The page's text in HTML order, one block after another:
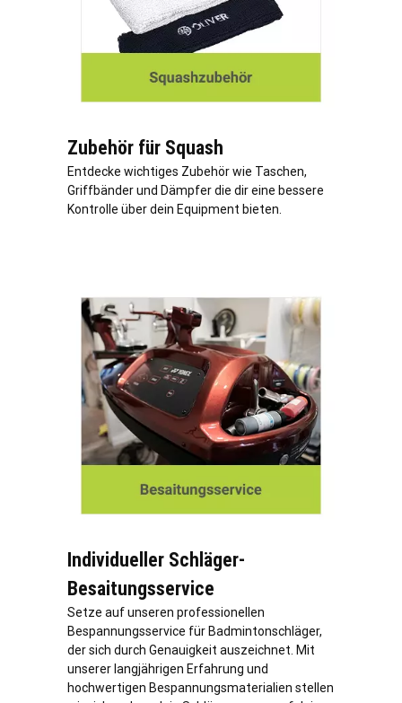
Zubehör für Squash
Entdecke wichtiges Zubehör wie Taschen,
Griffbänder und Dämpfer die dir eine bessere
Kontrolle über dein Equipment bieten.
Individueller Schläger-
Besaitungsservice
Setze auf unseren professionellen
Bespannungsservice für Badmintonschläger,
der sich durch Genauigkeit auszeichnet. Mit
unserer langjährigen Erfahrung und
hochwertigen Bespannungsmaterialien stellen